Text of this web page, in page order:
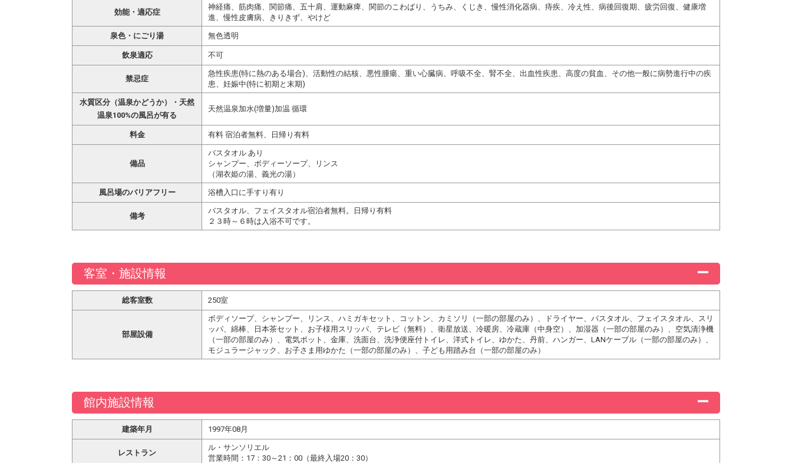
効能・適応症
神経痛、筋肉痛、関節痛、五十肩、運動麻痺、関節のこわばり、うちみ、くじき、慢性消化器病、痔疾、冷え性、病後回復期、疲労回復、健康増
進、慢性皮膚病、きりきず、やけど
泉色・にごり湯 無色透明
飲泉適応 不可
禁忌症
急性疾患(特に熱のある場合)、活動性の結核、悪性腫瘍、重い心臓病、呼吸不全、腎不全、出血性疾患、高度の貧血、その他一般に病勢進行中の疾
患、妊娠中(特に初期と末期)
水質区分（温泉かどうか）・天然
温泉100%の風呂が有る
天然温泉加水(増量)加温 循環
料金 有料 宿泊者無料、日帰り有料
備品
バスタオル あり
シャンプー、ボディーソープ、リンス
（湖衣姫の湯、義光の湯）
風呂場のバリアフリー 浴槽入口に手すり有り
備考
バスタオル、フェイスタオル宿泊者無料。日帰り有料
２３時～６時は入浴不可です。
客室・施設情報
総客室数 250室
部屋設備
ボディソープ、シャンプー、リンス、ハミガキセット、コットン、カミソリ（一部の部屋のみ）、ドライヤー、バスタオル、フェイスタオル、スリ
ッパ、綿棒、日本茶セット、お子様用スリッパ、テレビ（無料）、衛星放送、冷暖房、冷蔵庫（中身空）、加湿器（一部の部屋のみ）、空気清浄機
（一部の部屋のみ）、電気ポット、金庫、洗面台、洗浄便座付トイレ、洋式トイレ、ゆかた、丹前、ハンガー、LANケーブル（一部の部屋のみ）、
モジュラージャック、お子さま用ゆかた（一部の部屋のみ）、子ども用踏み台（一部の部屋のみ）
館内施設情報
建築年月 1997年08月
レストラン
ル・サンソリエル
営業時間：17：30～21：00（最終入場20：30）